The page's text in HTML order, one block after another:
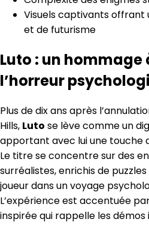
Visuels captivants offrant
et de futurisme
Luto : un hommage
l’horreur
Plus de dix ans après
Hills, Luto se lève comme un
apportant avec lui une touche
Le titre se concentre sur des
surréalistes, enrichis de
joueur dans un voyage
L’expérience est accentuée
inspirée qui rappelle les démos